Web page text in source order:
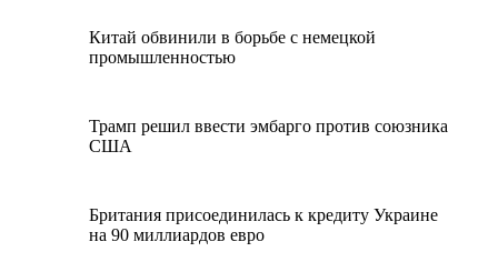
Китай обвинили в борьбе с немецкой
промышленностью
Трамп решил ввести эмбарго против союзника
США
Британия присоединилась к кредиту Украине
на 90 миллиардов евро